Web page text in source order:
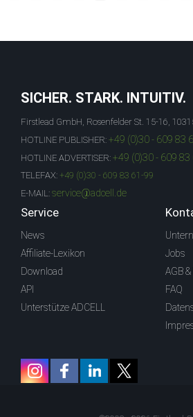
SICHER. STARK. INTUITIV.
Firstlead GmbH, Rosenfelder St. 15-16,
HOTLINE PUBLISHER: +49 (0)30 - 609 83
HOTLINE ADVERTISER: +49 (0)30 - 609 83
TELEFAX: +49 (0)30 - 609 83 61-99
E-MAIL: service@adcell.de
Service
News
Affiliate-Lexikon
Download
API
Unterstütze ADCELL
Jobs
AGB
FAQ